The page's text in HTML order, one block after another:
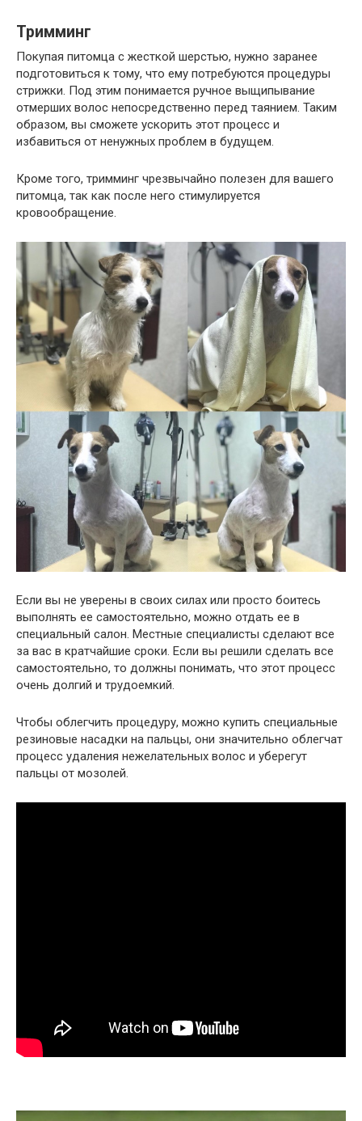
Тримминг
Покупая питомца с жесткой шерстью, нужно заранее
подготовиться к тому, что ему потребуются процедуры
стрижки. Под этим понимается ручное выщипывание
отмерших волос непосредственно перед таянием. Таким
образом, вы сможете ускорить этот процесс и
избавиться от ненужных проблем в будущем.
Кроме того, тримминг чрезвычайно полезен для вашего
питомца, так как после него стимулируется
кровообращение.
Если вы не уверены в своих силах или просто боитесь
выполнять ее самостоятельно, можно отдать ее в
специальный салон. Местные специалисты сделают все
за вас в кратчайшие сроки. Если вы решили сделать все
самостоятельно, то должны понимать, что этот процесс
очень долгий и трудоемкий.
Чтобы облегчить процедуру, можно купить специальные
резиновые насадки на пальцы, они значительно облегчат
процесс удаления нежелательных волос и уберегут
пальцы от мозолей.